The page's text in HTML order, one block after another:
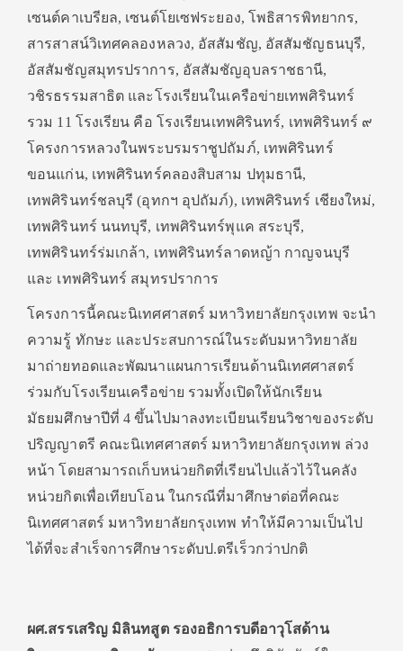
เซนต์คาเบรียล, เซนต์โยเซฟระยอง, โพธิสารพิทยากร,
สารสาสน์วิเทศคลองหลวง, อัสสัมชัญ, อัสสัมชัญธนบุรี,
อัสสัมชัญสมุทรปราการ, อัสสัมชัญอุบลราชธานี,
วชิรธรรมสาธิต และโรงเรียนในเครือข่ายเทพศิรินทร์
รวม 11 โรงเรียน คือ โรงเรียนเทพศิรินทร์, เทพศิรินทร์ ๙
โครงการหลวงในพระบรมราชูปถัมภ์, เทพศิรินทร์
ขอนแก่น, เทพศิรินทร์คลองสิบสาม ปทุมธานี,
เทพศิรินทร์ชลบุรี (อุทกฯ อุปถัมภ์), เทพศิรินทร์ เชียงใหม่,
เทพศิรินทร์ นนทบุรี, เทพศิรินทร์พุแค สระบุรี,
เทพศิรินทร์ร่มเกล้า, เทพศิรินทร์ลาดหญ้า กาญจนบุรี
และ เทพศิรินทร์ สมุทรปราการ
โครงการนี้คณะนิเทศศาสตร์ มหาวิทยาลัยกรุงเทพ จะนำ
ความรู้ ทักษะ และประสบการณ์ในระดับมหาวิทยาลัย
มาถ่ายทอดและพัฒนาแผนการเรียนด้านนิเทศศาสตร์
ร่วมกับโรงเรียนเครือข่าย รวมทั้งเปิดให้นักเรียน
มัธยมศึกษาปีที่ 4 ขึ้นไปมาลงทะเบียนเรียนวิชาของระดับ
ปริญญาตรี คณะนิเทศศาสตร์ มหาวิทยาลัยกรุงเทพ ล่วง
หน้า โดยสามารถเก็บหน่วยกิตที่เรียนไปแล้วไว้ในคลัง
หน่วยกิตเพื่อเทียบโอน ในกรณีที่มาศึกษาต่อที่คณะ
นิเทศศาสตร์ มหาวิทยาลัยกรุงเทพ ทำให้มีความเป็นไป
ได้ที่จะสำเร็จการศึกษาระดับป.ตรีเร็วกว่าปกติ
ผศ.สรรเสริญ มิลินทสูต รองอธิการบดีอาวุโสด้าน